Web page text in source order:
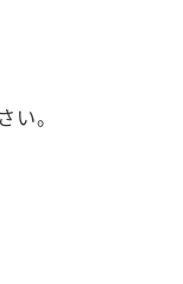
。